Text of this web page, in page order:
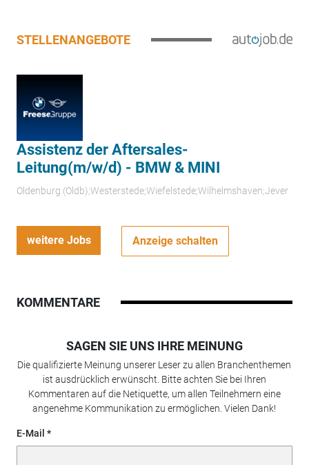
STELLENANGEBOTE
Assistenz der Aftersales-
Leitung(m/w/d) - BMW & MINI
Oldenburg (Oldb);Westerstede;Wiefelstede;Wilhelmshaven;Jever
weitere Jobs Anzeige schalten
KOMMENTARE
SAGEN SIE UNS IHRE MEINUNG
Die qualifizierte Meinung unserer Leser zu allen Branchenthemen
ist ausdrücklich erwünscht. Bitte achten Sie bei Ihren
Kommentaren auf die Netiquette, um allen Teilnehmern eine
angenehme Kommunikation zu ermöglichen. Vielen Dank!
E-Mail